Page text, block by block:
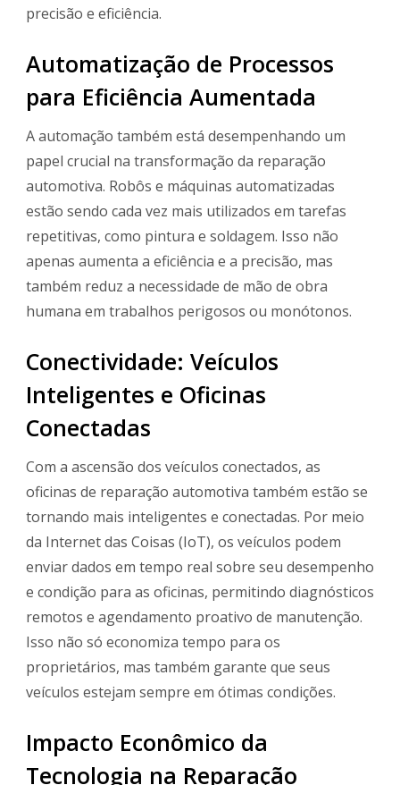
precisão e eficiência.
Automatização de Processos
para Eficiência Aumentada
A automação também está desempenhando um
papel crucial na transformação da reparação
automotiva. Robôs e máquinas automatizadas
estão sendo cada vez mais utilizados em tarefas
repetitivas, como pintura e soldagem. Isso não
apenas aumenta a eficiência e a precisão, mas
também reduz a necessidade de mão de obra
humana em trabalhos perigosos ou monótonos.
Conectividade: Veículos
Inteligentes e Oficinas
Conectadas
Com a ascensão dos veículos conectados, as
oficinas de reparação automotiva também estão se
tornando mais inteligentes e conectadas. Por meio
da Internet das Coisas (IoT), os veículos podem
enviar dados em tempo real sobre seu desempenho
e condição para as oficinas, permitindo diagnósticos
remotos e agendamento proativo de manutenção.
Isso não só economiza tempo para os
proprietários, mas também garante que seus
veículos estejam sempre em ótimas condições.
Impacto Econômico da
Tecnologia na Reparação